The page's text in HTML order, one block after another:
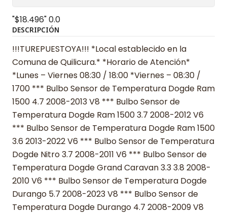
"$18.496"0.0
DESCRIPCIÓN
!!!TUREPUESTOYA!!! *Local establecido en la
Comuna de Quilicura.* *Horario de Atención*
*Lunes – Viernes 08:30 / 18:00 *Viernes – 08:30 /
1700 *** Bulbo Sensor de Temperatura Dogde Ram
1500 4.7 2008-2013 V8 *** Bulbo Sensor de
Temperatura Dogde Ram 1500 3.7 2008-2012 V6
*** Bulbo Sensor de Temperatura Dogde Ram 1500
3.6 2013-2022 V6 *** Bulbo Sensor de Temperatura
Dogde Nitro 3.7 2008-2011 V6 *** Bulbo Sensor de
Temperatura Dogde Grand Caravan 3.3 3.8 2008-
2010 V6 *** Bulbo Sensor de Temperatura Dogde
Durango 5.7 2008-2023 V8 *** Bulbo Sensor de
Temperatura Dogde Durango 4.7 2008-2009 V8